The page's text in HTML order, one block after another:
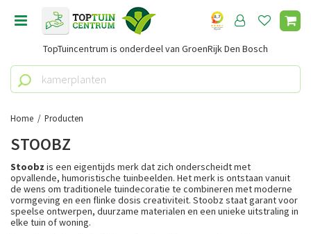
Home Producten
TopTuincentrum is onderdeel van GroenRijk Den Bosch
STOOBZ
Stoobz is een eigentijds merk dat zich onderscheidt met
opvallende, humoristische tuinbeelden. Het merk is ontstaan vanuit
de wens om traditionele tuindecoratie te combineren met moderne
vormgeving en een flinke dosis creativiteit. Stoobz staat garant voor
speelse ontwerpen, duurzame materialen en een unieke uitstraling in
elke tuin of woning.